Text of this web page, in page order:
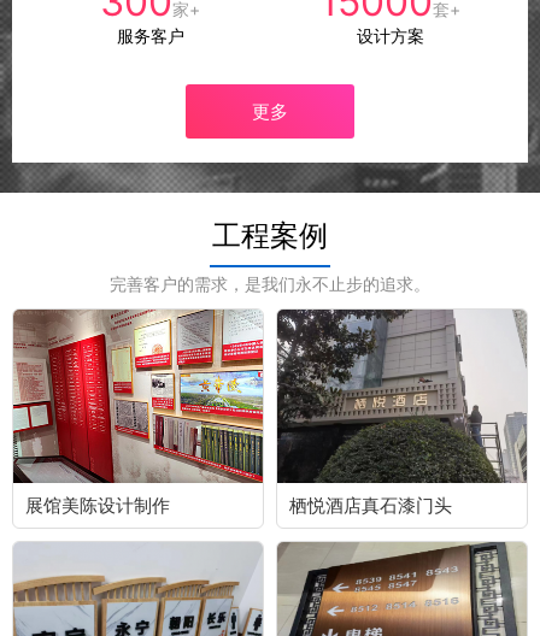
家+
服务客户
套+
设计方案
更多
工程案例
完善客户的需求，是我们永不止步的追求。
展馆美陈设计制作 栖悦酒店真石漆门头